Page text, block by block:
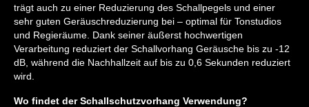
trägt auch zu einer Reduzierung des Schallpegels und einer
sehr guten Geräuschreduzierung bei – optimal für Tonstudios
und Regieräume. Dank seiner äußerst hochwertigen
Verarbeitung reduziert der Schallvorhang Geräusche bis zu -12
dB, während die Nachhallzeit auf bis zu 0,6 Sekunden reduziert
wird.
Wo findet der Schallschutzvorhang Verwendung?